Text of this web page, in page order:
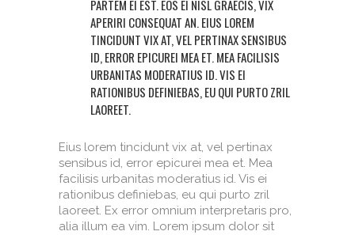
PARTEM EI EST. EOS EI NISL GRAECIS, VIX
APERIRI CONSEQUAT AN. EIUS LOREM
TINCIDUNT VIX AT, VEL PERTINAX SENSIBUS
ID, ERROR EPICUREI MEA ET. MEA FACILISIS
URBANITAS MODERATIUS ID. VIS EI
RATIONIBUS DEFINIEBAS, EU QUI PURTO ZRIL
LAOREET.
Eius lorem tincidunt vix at, vel pertinax
sensibus id, error epicurei mea et. Mea
facilisis urbanitas moderatius id. Vis ei
rationibus definiebas, eu qui purto zril
laoreet. Ex error omnium interpretaris pro,
alia illum ea vim. Lorem ipsum dolor sit